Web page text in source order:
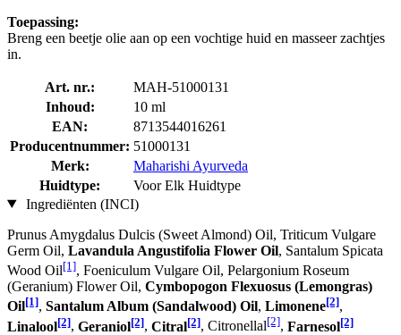
Toepassing:
Breng een beetje olie aan op een vochtige huid en masseer zachtjes
in.
Art. nr.:
MAH-51000131
Inhoud:
10 ml
EAN:
8713544016261
Producentnummer: 51000131
Merk:
Maharishi Ayurveda
Huidtype:
Voor Elk Huidtype
Ingrediënten (INCI)
Prunus Amygdalus Dulcis (Sweet Almond) Oil, Triticum Vulgare
Germ Oil, Lavandula Angustifolia Flower Oil, Santalum Spicata
Wood Oil[1], Foeniculum Vulgare Oil, Pelargonium Roseum
(Geranium) Flower Oil, Cymbopogon Flexuosus (Lemongras)
Oil[1], Santalum Album (Sandalwood) Oil, Limonene[2],
Linalool[2], Geraniol[2], Citral[2], Citronellal[2], Farnesol[2]